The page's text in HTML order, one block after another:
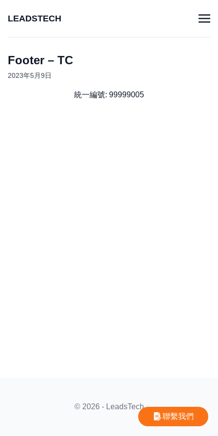
LEADSTECH
Footer – TC
2023年5月9日
統一編號: 99999005
© 2026 - LeadsTech
聯繫我們